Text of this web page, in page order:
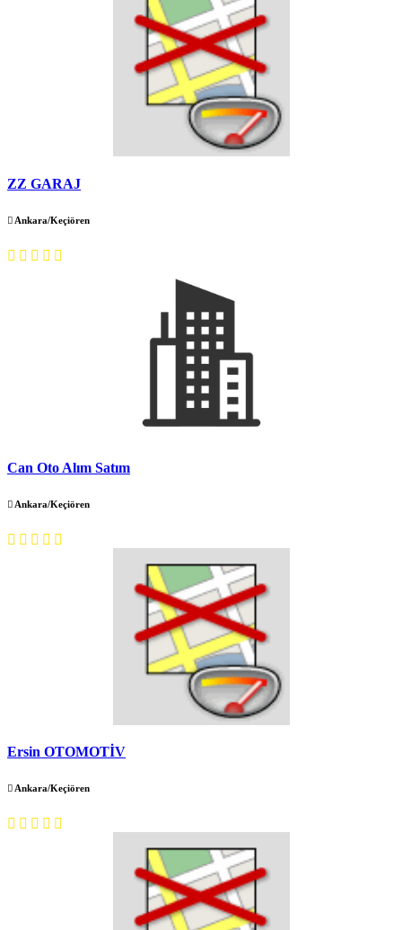
ZZ GARAJ
Ankara/Keçiören
Can Oto Alım Satım
Ankara/Keçiören
Ersin OTOMOTİV
Ankara/Keçiören